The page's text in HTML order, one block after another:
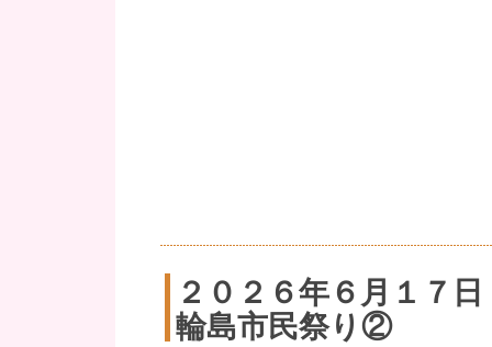
２０２６年６月１７日
輪島市民祭り②